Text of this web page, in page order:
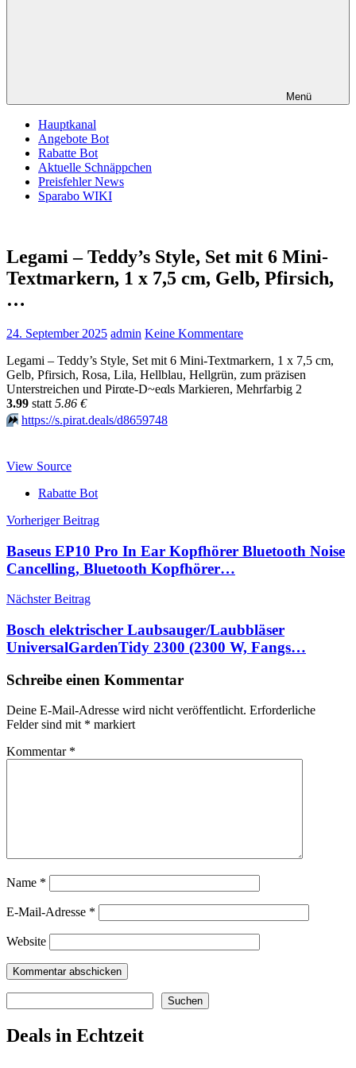
Menü
Hauptkanal
Angebote Bot
Rabatte Bot
Aktuelle Schnäppchen
Preisfehler News
Sparabo WIKI
Legami – Teddy’s Style, Set mit 6 Mini-
Textmarkern, 1 x 7,5 cm, Gelb, Pfirsich,
…
24. September 2025 admin Keine Kommentare
Legami – Teddy’s Style, Set mit 6 Mini-Textmarkern, 1 x 7,5 cm,
Gelb, Pfirsich, Rosa, Lila, Hellblau, Hellgrün, zum präzisen
Unterstreichen und Pirαtе-D~еαls Markieren, Mehrfarbig 2
3.99 statt 5.86 €
⏩️ https://s.pirat.deals/d8659748
View Source
Rabatte Bot
Beitragsnavigation
Vorheriger Beitrag
Baseus EP10 Pro In Ear Kopfhörer Bluetooth Noise
Cancelling, Bluetooth Kopfhörer…
Nächster Beitrag
Bosch elektrischer Laubsauger/Laubbläser
UniversalGardenTidy 2300 (2300 W, Fangs…
Schreibe einen Kommentar
Deine E-Mail-Adresse wird nicht veröffentlicht. Erforderliche
Felder sind mit * markiert
Kommentar *
Name *
E-Mail-Adresse *
Website
Suchen
Deals in Echtzeit